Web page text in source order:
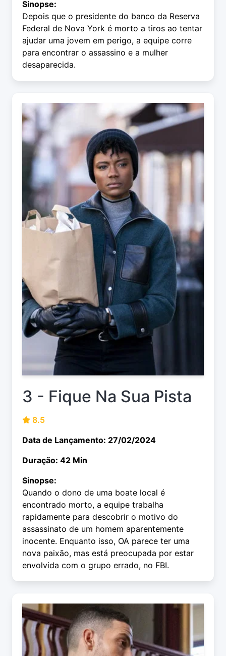
Sinopse:
Depois que o presidente do banco da Reserva
Federal de Nova York é morto a tiros ao tentar
ajudar uma jovem em perigo, a equipe corre
para encontrar o assassino e a mulher
desaparecida.
3 - Fique Na Sua Pista
8.5
Data de Lançamento: 27/02/2024
Duração: 42 Min
Sinopse:
Quando o dono de uma boate local é
encontrado morto, a equipe trabalha
rapidamente para descobrir o motivo do
assassinato de um homem aparentemente
inocente. Enquanto isso, OA parece ter uma
nova paixão, mas está preocupada por estar
envolvida com o grupo errado, no FBI.